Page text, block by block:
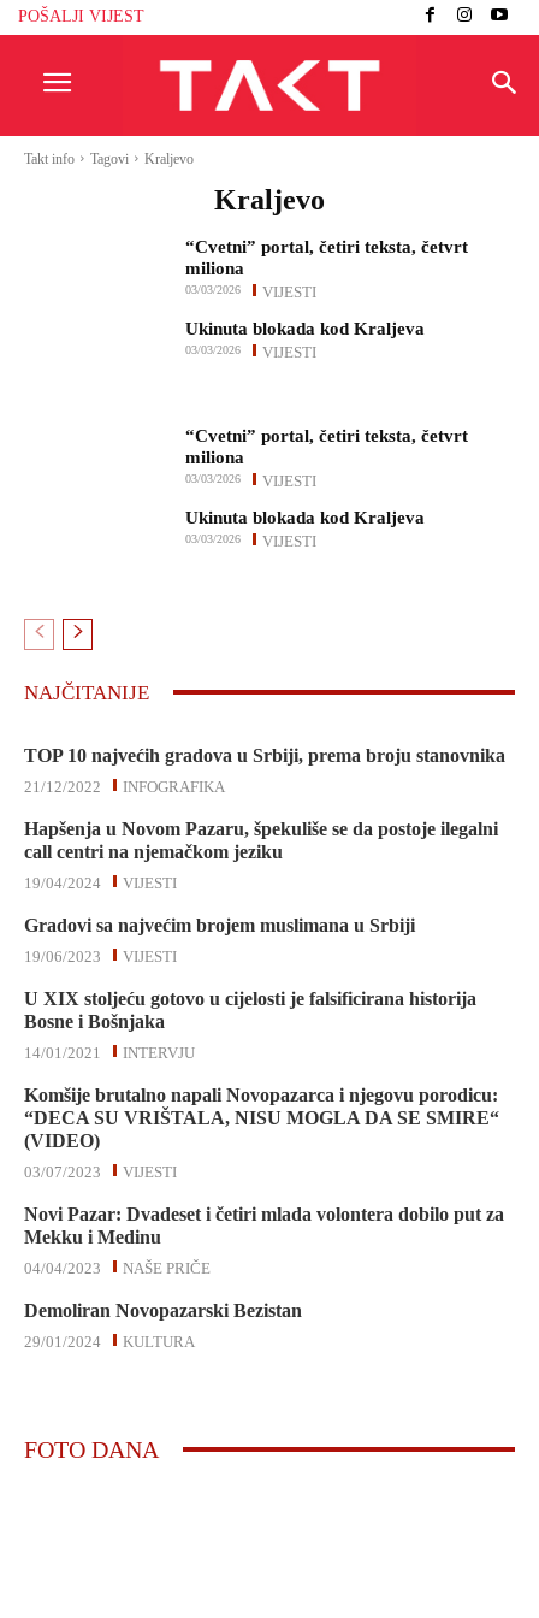
POŠALJI VIJEST
Takt info Tagovi Kraljevo
Kraljevo
“Cvetni” portal, četiri teksta, četvrt
miliona
VIJESTI
03/03/2026
Ukinuta blokada kod Kraljeva
VIJESTI
03/03/2026
“Cvetni” portal, četiri teksta, četvrt
miliona
VIJESTI
03/03/2026
Ukinuta blokada kod Kraljeva
VIJESTI
03/03/2026
NAJČITANIJE
TOP 10 najvećih gradova u Srbiji, prema broju stanovnika
INFOGRAFIKA
21/12/2022
Hapšenja u Novom Pazaru, špekuliše se da postoje ilegalni
call centri na njemačkom jeziku
VIJESTI
19/04/2024
Gradovi sa najvećim brojem muslimana u Srbiji
VIJESTI
19/06/2023
U XIX stoljeću gotovo u cijelosti je falsificirana historija
Bosne i Bošnjaka
INTERVJU
14/01/2021
Komšije brutalno napali Novopazarca i njegovu porodicu:
“DECA SU VRIŠTALA, NISU MOGLA DA SE SMIRE“
(VIDEO)
VIJESTI
03/07/2023
Novi Pazar: Dvadeset i četiri mlada volontera dobilo put za
Mekku i Medinu
NAŠE PRIČE
04/04/2023
Demoliran Novopazarski Bezistan
KULTURA
29/01/2024
FOTO DANA